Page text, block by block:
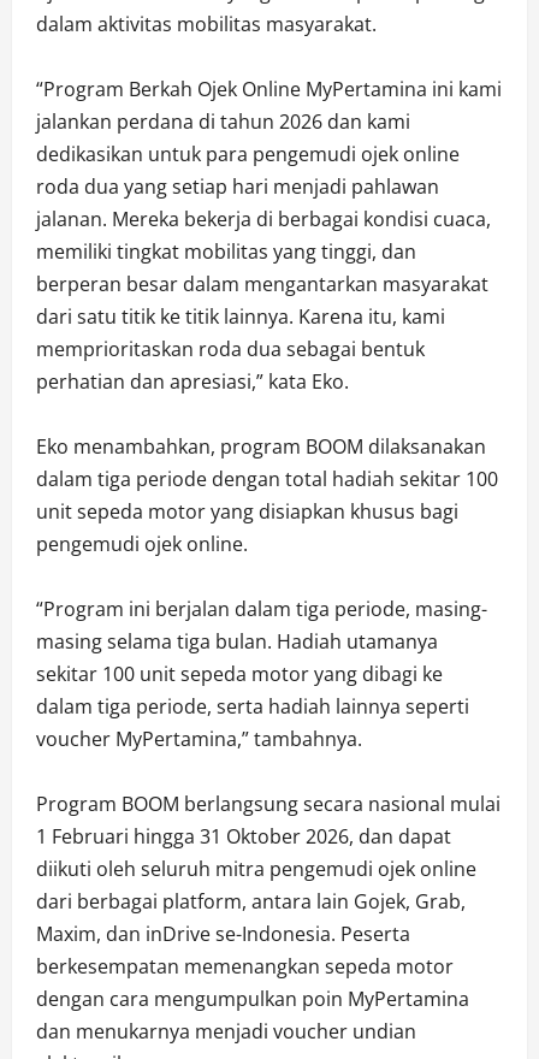
dalam aktivitas mobilitas masyarakat.
“Program Berkah Ojek Online MyPertamina ini kami
jalankan perdana di tahun 2026 dan kami
dedikasikan untuk para pengemudi ojek online
roda dua yang setiap hari menjadi pahlawan
jalanan. Mereka bekerja di berbagai kondisi cuaca,
memiliki tingkat mobilitas yang tinggi, dan
berperan besar dalam mengantarkan masyarakat
dari satu titik ke titik lainnya. Karena itu, kami
memprioritaskan roda dua sebagai bentuk
perhatian dan apresiasi,” kata Eko.
Eko menambahkan, program BOOM dilaksanakan
dalam tiga periode dengan total hadiah sekitar 100
unit sepeda motor yang disiapkan khusus bagi
pengemudi ojek online.
“Program ini berjalan dalam tiga periode, masing-
masing selama tiga bulan. Hadiah utamanya
sekitar 100 unit sepeda motor yang dibagi ke
dalam tiga periode, serta hadiah lainnya seperti
voucher MyPertamina,” tambahnya.
Program BOOM berlangsung secara nasional mulai
1 Februari hingga 31 Oktober 2026, dan dapat
diikuti oleh seluruh mitra pengemudi ojek online
dari berbagai platform, antara lain Gojek, Grab,
Maxim, dan inDrive se-Indonesia. Peserta
berkesempatan memenangkan sepeda motor
dengan cara mengumpulkan poin MyPertamina
dan menukarnya menjadi voucher undian